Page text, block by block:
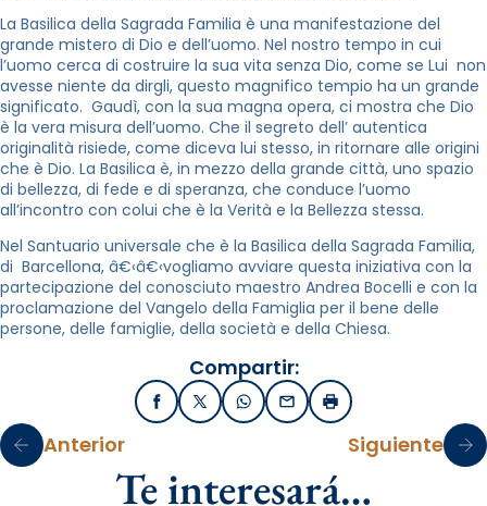
La Basilica della Sagrada Familia è una manifestazione del
grande mistero di Dio e dell’uomo. Nel nostro tempo in cui
l’uomo cerca di costruire la sua vita senza Dio, come se Lui non
avesse niente da dirgli, questo magnifico tempio ha un grande
significato. Gaudì, con la sua magna opera, ci mostra che Dio
è la vera misura dell’uomo. Che il segreto dell’ autentica
originalità risiede, come diceva lui stesso, in ritornare alle origini
che è Dio. La Basilica è, in mezzo della grande città, uno spazio
di bellezza, di fede e di speranza, che conduce l’uomo
all’incontro con colui che è la Verità e la Bellezza stessa.
Nel Santuario universale che è la Basilica della Sagrada Familia,
di Barcellona, â€‹â€‹vogliamo avviare questa iniziativa con la
partecipazione del conosciuto maestro Andrea Bocelli e con la
proclamazione del Vangelo della Famiglia per il bene delle
persone, delle famiglie, della società e della Chiesa.
Compartir:
FacebookX / TwitterWhatsApp
EmailImprimir
Anterior Siguiente
Te interesará…